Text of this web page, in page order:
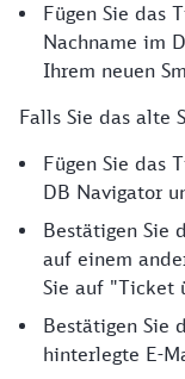
Fügen Sie das
Nachname im
Ihrem neuen
Falls Sie das alte
Fügen Sie das
DB Navigator
Bestätigen Sie
auf einem
Sie auf "Ticket
Bestätigen Sie
hinterlegte E-